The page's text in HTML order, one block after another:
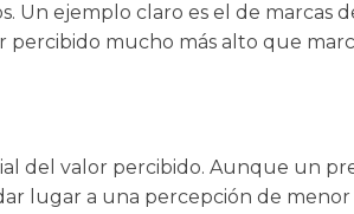
Un ejemplo claro es el de marcas
mucho más alto que
del valor percibido. Aunque un
lugar a una percepción de